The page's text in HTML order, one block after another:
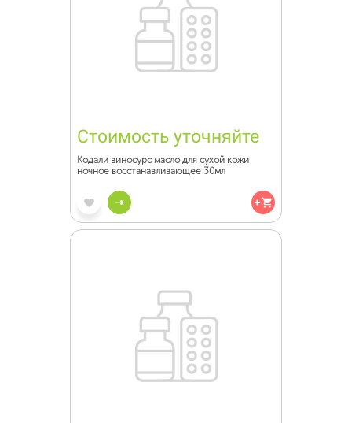
Стоимость уточняйте
Кодали виносурс масло для сухой кожи
ночное восстанавливающее 30мл